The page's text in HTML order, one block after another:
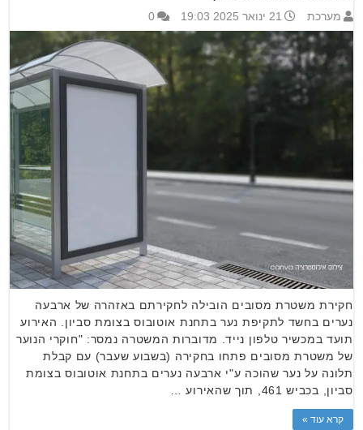
מערכת 21 ינואר 2025 19:03 0
חקירת משטרת מסובים הובילה לחקירתם באזהרה של ארבעה
נערים בחשד לתקיפת נער בתחנת אוטובוס בצומת סביון. האירוע
תועד במכשיר טלפון נייד. מדוברות המשטרה נמסר: "חוקרי הנוער
של משטרת מסובים פתחו בחקירה (בשבוע שעבר) עם קבלת
תלונה על נער שהוכה ע"י ארבעה נערים בתחנת אוטובוס בצומת
סביון, בכביש 461, תוך שהאירוע …
קרא עוד »